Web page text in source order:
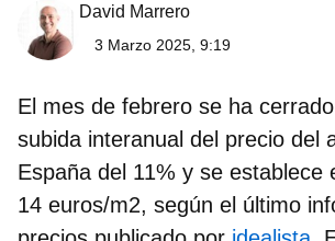
David Marrero
3 Marzo 2025, 9:19
El mes de febrero se ha
subida interanual del precio del
España del 11% y se establece
14 euros/m2, según el último